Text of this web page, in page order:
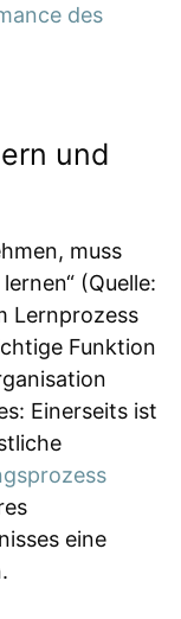
des
und
muss
(Quelle:
Lernprozess
Funktion
Einerseits ist
eine